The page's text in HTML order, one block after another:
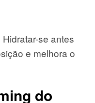
se antes
e melhora o
do